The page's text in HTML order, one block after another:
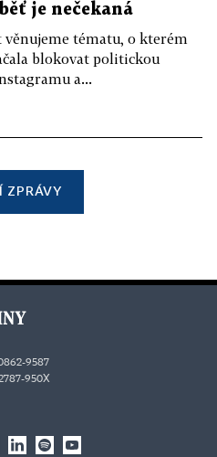
je nečekaná
věnujeme tématu, o kterém
blokovat politickou
a...
ZPRÁVY
9587
950X